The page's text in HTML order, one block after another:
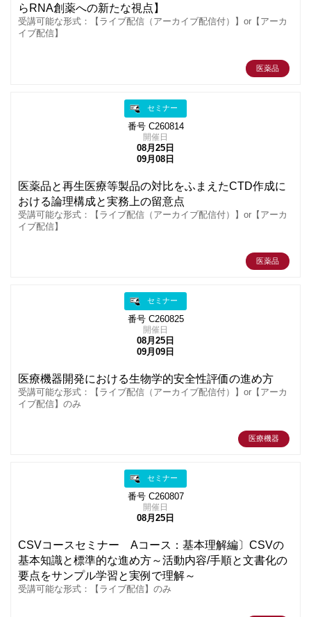
らRNA創薬への新たな視点】
受講可能な形式：【ライブ配信（アーカイブ配信付）】or【アーカ
イブ配信】
医薬品
セミナー
番号 C260814
開催日
08月25日
09月08日
医薬品と再生医療等製品の対比をふまえたCTD作成に
おける論理構成と実務上の留意点
受講可能な形式：【ライブ配信（アーカイブ配信付）】or【アーカ
イブ配信】
医薬品
セミナー
番号 C260825
開催日
08月25日
09月09日
医療機器開発における生物学的安全性評価の進め方
受講可能な形式：【ライブ配信（アーカイブ配信付）】or【アーカ
イブ配信】のみ
医療機器
セミナー
番号 C260807
開催日
08月25日
CSVコースセミナー Aコース：基本理解編〕CSVの
基本知識と標準的な進め方～活動内容/手順と文書化の
要点をサンプル学習と実例で理解～
受講可能な形式：【ライブ配信】のみ